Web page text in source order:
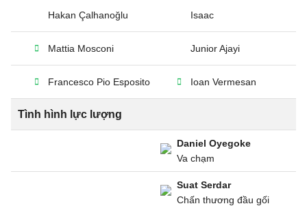
Hakan Çalhanoğlu Isaac
Mattia Mosconi Junior Ajayi
Francesco Pio Esposito Ioan Vermesan
Tình hình lực lượng
Daniel Oyegoke
Va chạm
Suat Serdar
Chấn thương đầu gối